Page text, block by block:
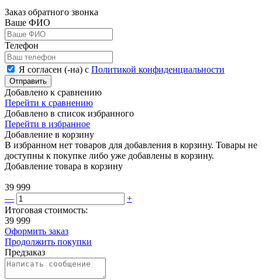
Заказ обратного звонка
Ваше ФИО
Телефон
Я согласен (-на) с Политикой конфиденциальности
Отправить
Добавлено к сравнению
Перейти к сравнению
Добавлено в список избранного
Перейти в избранное
Добавление в корзину
В избранном нет товаров для добавления в корзину. Товары не
доступны к покупке либо уже добавлены в корзину.
Добавление товара в корзину
39 999
—
+
Итоговая стоимость:
39 999
Оформить заказ
Продолжить покупки
Предзаказ